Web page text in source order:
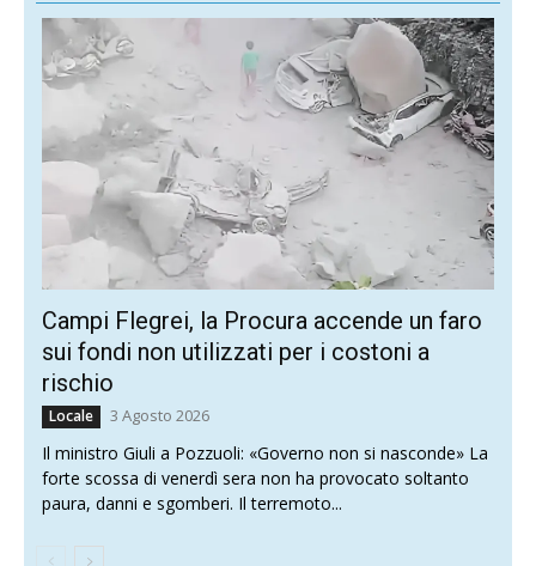
Campi Flegrei, la Procura accende un faro
sui fondi non utilizzati per i costoni a
rischio
Locale 3 Agosto 2026
Il ministro Giuli a Pozzuoli: «Governo non si nasconde» La
forte scossa di venerdì sera non ha provocato soltanto
paura, danni e sgomberi. Il terremoto...